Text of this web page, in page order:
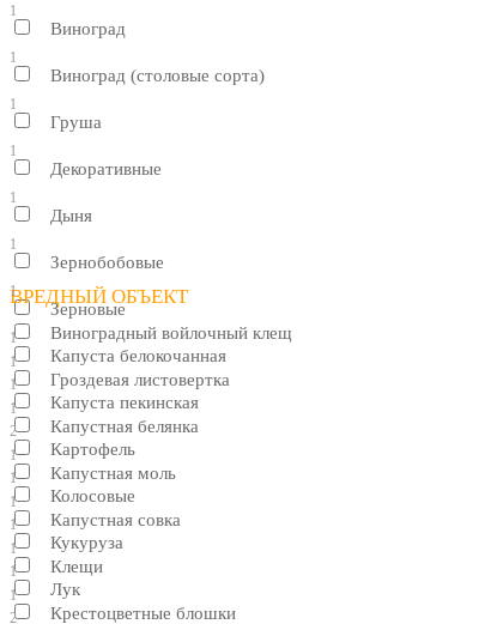
1
Виноград
1
Виноград (столовые сорта)
1
Груша
1
Декоративные
1
Дыня
1
Зернобобовые
1
Зерновые
1
Капуста белокочанная
1
Капуста пекинская
2
Картофель
1
Колосовые
1
Кукуруза
1
Лук
2
ВРЕДНЫЙ ОБЪЕКТ
Виноградный войлочный клещ
1
Гроздевая листовертка
1
Капустная белянка
1
Капустная моль
1
Капустная совка
1
Клещи
1
Крестоцветные блошки